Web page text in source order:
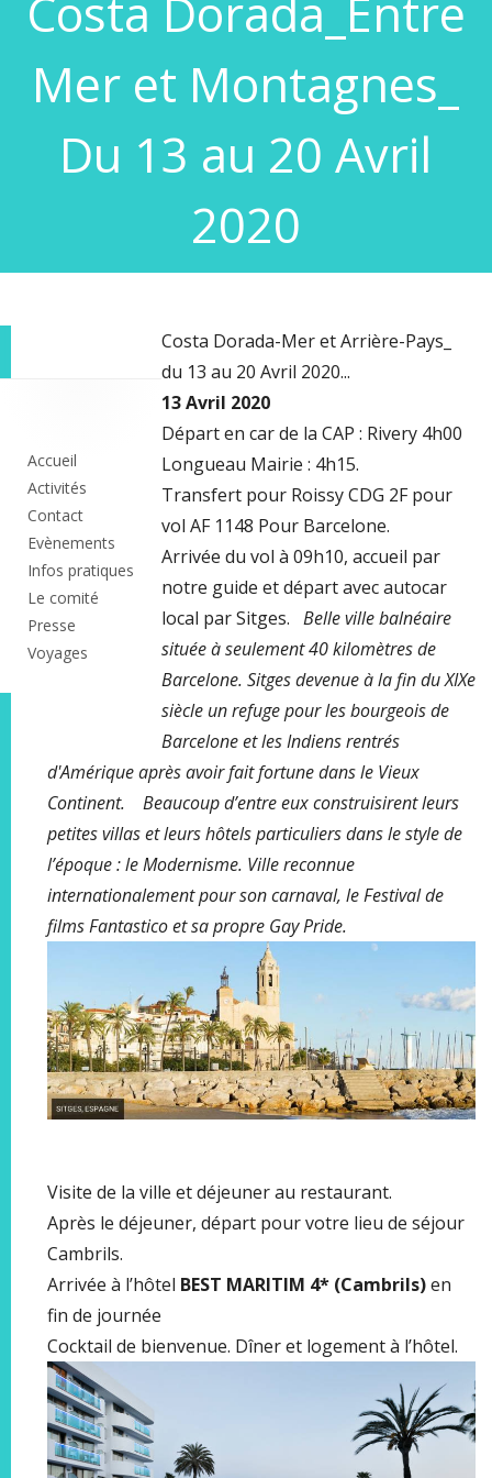
Costa Dorada_Entre
Mer et Montagnes_
Du 13 au 20 Avril
2020
principale
Accueil
Activités
Contact
Evènements
Infos pratiques
Le comité
Presse
Voyages
Costa Dorada-Mer et Arrière-Pays_
du 13 au 20 Avril 2020...
13 Avril 2020
Départ en car de la CAP : Rivery 4h00
Longueau Mairie : 4h15.
Transfert pour Roissy CDG 2F pour
vol AF 1148 Pour Barcelone.
Arrivée du vol à 09h10, accueil par
notre guide et départ avec autocar
local par Sitges. Belle ville balnéaire
située à seulement 40 kilomètres de
Barcelone. Sitges devenue à la fin du XIXe
siècle un refuge pour les bourgeois de
Barcelone et les Indiens rentrés
d'Amérique après avoir fait fortune dans le Vieux
Continent. Beaucoup d’entre eux construisirent leurs
petites villas et leurs hôtels particuliers dans le style de
l’époque : le Modernisme. Ville reconnue
internationalement pour son carnaval, le Festival de
films Fantastico et sa propre Gay Pride.
Visite de la ville et déjeuner au restaurant.
Après le déjeuner, départ pour votre lieu de séjour
Cambrils.
Arrivée à l’hôtel BEST MARITIM 4* (Cambrils)en
fin de journée
Cocktail de bienvenue. Dîner et logement à l’hôtel.